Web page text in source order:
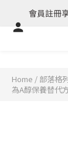
會員註冊
Home / 部落格
為A醇保養替代